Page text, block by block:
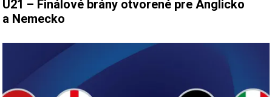
U21 – Finálové brány otvorené pre Anglicko
a Nemecko